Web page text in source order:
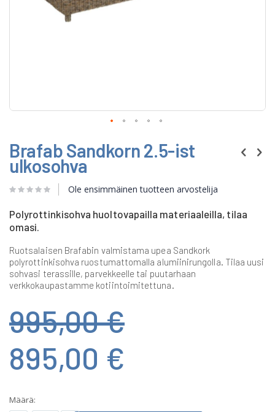
to
the
beginning
the
gallery
Brafab Sandkorn 2.5-ist
ulkosohva
Ole ensimmäinen tuotteen arvostelija
Polyrottinkisohva huoltovapailla materiaaleilla, tilaa
omasi.
Ruotsalaisen Brafabin valmistama upea Sandkork
polyrottinkisohva ruostumattomalla alumiinirungolla. Tilaa uusi
sohvasi terassille, parvekkeelle tai puutarhaan
verkkokaupastamme kotiintoimitettuna.
995,00 €
895,00 €
Määrä: